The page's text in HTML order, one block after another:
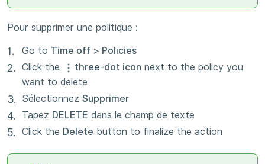
Pour supprimer une politique :
Go to Time off > Policies
Click the
three-dot icon next to the policy you
want to delete
Sélectionnez Supprimer
Tapez DELETE dans le champ de texte
Click the Delete button to finalize the action